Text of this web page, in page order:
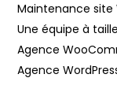
Maintenance site
Une équipe à
Agence
Agence